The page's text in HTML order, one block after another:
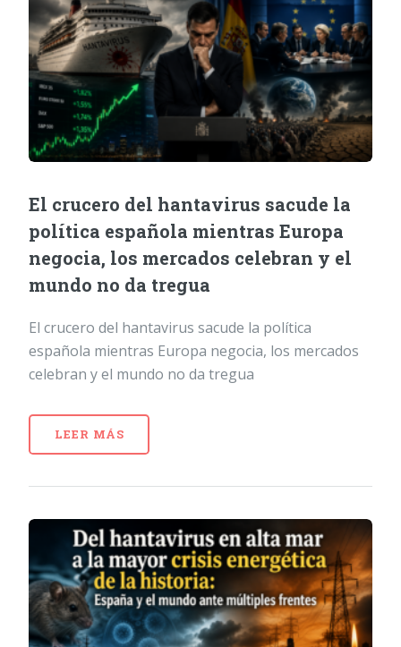
El crucero del hantavirus sacude la
política española mientras Europa
negocia, los mercados celebran y el
mundo no da tregua
El crucero del hantavirus sacude la política
española mientras Europa negocia, los mercados
celebran y el mundo no da tregua
LEER MÁS